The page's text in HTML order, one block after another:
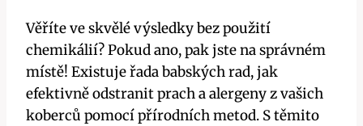
Věříte ve skvělé výsledky bez použití
chemikálií? Pokud ano, pak jste na správném
místě! Existuje řada babských rad, jak
efektivně odstranit prach a alergeny z vašich
koberců pomocí přírodních metod. S těmito